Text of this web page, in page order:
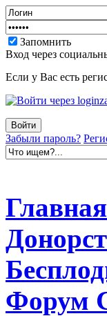
Запомнить
Вход через
Если у Вас есть
Забыли пароль?
Главная
Форум